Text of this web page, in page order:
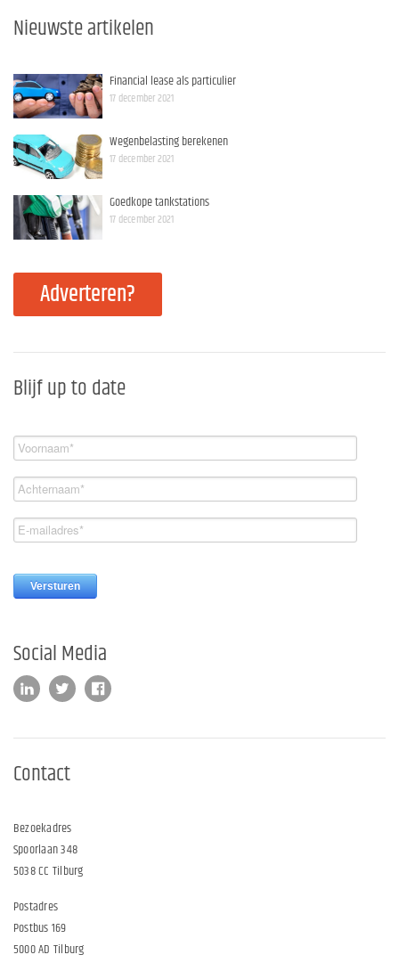
Nieuwste artikelen
Financial lease als particulier
17 december 2021
Wegenbelasting berekenen
17 december 2021
Goedkope tankstations
17 december 2021
Adverteren?
Blijf up to date
Social Media
Contact
Bezoekadres
Spoorlaan 348
5038 CC Tilburg
Postadres
Postbus 169
5000 AD Tilburg